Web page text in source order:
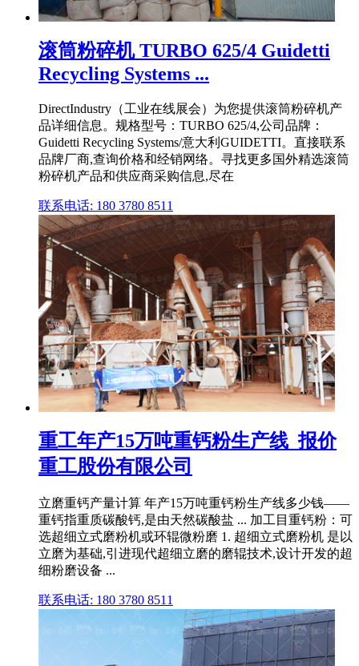
滚筒粉碎机 TURBO 625/4 Guidetti
Recycling Systems ...
DirectIndustry（工业在线展会）为您提供滚筒粉碎机产
品详细信息。规格型号：TURBO 625/4,公司品牌：
Guidetti Recycling Systems/意大利GUIDETTI。直接联系
品牌厂商,查询价格和经销网络。寻找更多国外精选滚筒
粉碎机产品和供应商采购信息,尽在
联系电话: 180 3780 8511
重工年产15万吨重钙粉生产线_报价
重工股份有限公司
立磨重钙产量计算 年产15万吨重钙粉生产线多少钱——
重钙指重质碳酸钙,是由天然碳酸盐 ... 加工目重钙粉：可
选超细立式磨粉机或环辊微粉磨 1. 超细立式磨粉机 是以
立磨为基础,引进现代超细立磨的磨辊技术,设计开发的超
细粉磨设备 ...
联系电话: 180 3780 8511